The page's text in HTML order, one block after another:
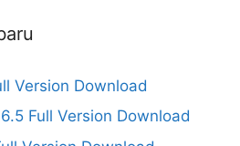
Version Download
Full Version Download